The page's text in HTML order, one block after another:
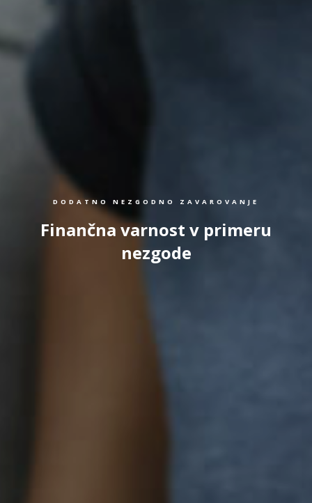
DODATNO NEZGODNO ZAVAROVANJE
Finančna varnost v primeru
nezgode